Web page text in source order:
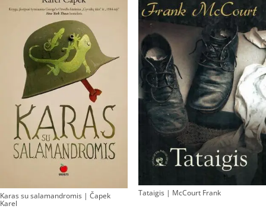
Karas su salamandromis | Čapek
Karel
Tataigis | McCourt Frank